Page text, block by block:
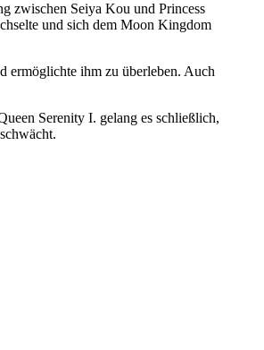
zwischen Seiya Kou und Princess
und sich dem Moon Kingdom
ermöglichte ihm zu überleben. Auch
Serenity I. gelang es schließlich,